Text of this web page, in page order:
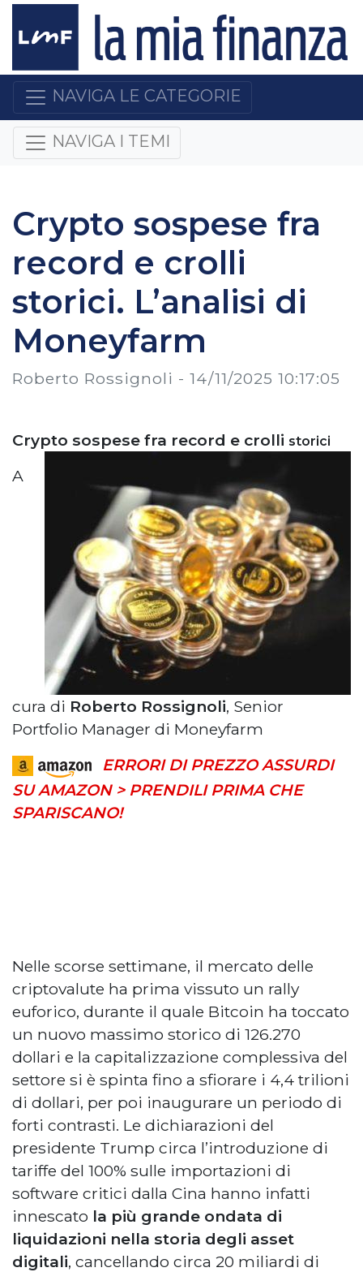
NAVIGA LE CATEGORIE
NAVIGA I TEMI
Crypto sospese fra
record e crolli
storici. L’analisi di
Moneyfarm
Roberto Rossignoli - 14/11/2025 10:17:05
Crypto sospese fra record e crolli storici
A
cura di Roberto Rossignoli, Senior
Portfolio Manager di Moneyfarm
ERRORI DI PREZZO ASSURDI
SU AMAZON > PRENDILI PRIMA CHE
SPARISCANO!
Nelle scorse settimane, il mercato delle
criptovalute ha prima vissuto un rally
euforico, durante il quale Bitcoin ha toccato
un nuovo massimo storico di 126.270
dollari e la capitalizzazione complessiva del
settore si è spinta fino a sfiorare i 4,4 trilioni
di dollari, per poi inaugurare un periodo di
forti contrasti. Le dichiarazioni del
presidente Trump circa l’introduzione di
tariffe del 100% sulle importazioni di
software critici dalla Cina hanno infatti
innescato la più grande ondata di
liquidazioni nella storia degli asset
digitali, cancellando circa 20 miliardi di